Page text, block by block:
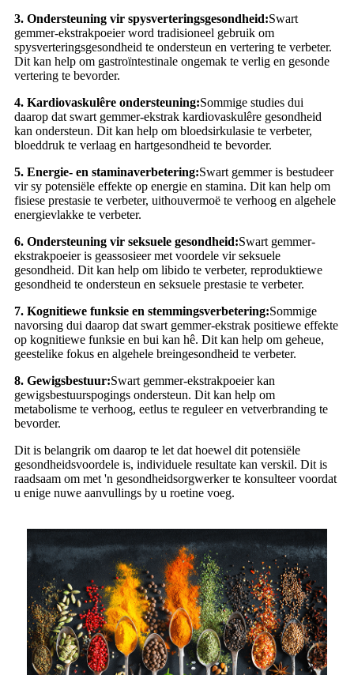
3. Ondersteuning vir spysverteringsgesondheid:Swart
gemmer-ekstrakpoeier word tradisioneel gebruik om
spysverteringsgesondheid te ondersteun en vertering te verbeter.
Dit kan help om gastroïntestinale ongemak te verlig en gesonde
vertering te bevorder.
4. Kardiovaskulêre ondersteuning:Sommige studies dui
daarop dat swart gemmer-ekstrak kardiovaskulêre gesondheid
kan ondersteun. Dit kan help om bloedsirkulasie te verbeter,
bloeddruk te verlaag en hartgesondheid te bevorder.
5. Energie- en staminaverbetering:Swart gemmer is bestudeer
vir sy potensiële effekte op energie en stamina. Dit kan help om
fisiese prestasie te verbeter, uithouvermoë te verhoog en algehele
energievlakke te verbeter.
6. Ondersteuning vir seksuele gesondheid:Swart gemmer-
ekstrakpoeier is geassosieer met voordele vir seksuele
gesondheid. Dit kan help om libido te verbeter, reproduktiewe
gesondheid te ondersteun en seksuele prestasie te verbeter.
7. Kognitiewe funksie en stemmingsverbetering:Sommige
navorsing dui daarop dat swart gemmer-ekstrak positiewe effekte
op kognitiewe funksie en bui kan hê. Dit kan help om geheue,
geestelike fokus en algehele breingesondheid te verbeter.
8. Gewigsbestuur:Swart gemmer-ekstrakpoeier kan
gewigsbestuurspogings ondersteun. Dit kan help om
metabolisme te verhoog, eetlus te reguleer en vetverbranding te
bevorder.
Dit is belangrik om daarop te let dat hoewel dit potensiële
gesondheidsvoordele is, individuele resultate kan verskil. Dit is
raadsaam om met 'n gesondheidsorgwerker te konsulteer voordat
u enige nuwe aanvullings by u roetine voeg.